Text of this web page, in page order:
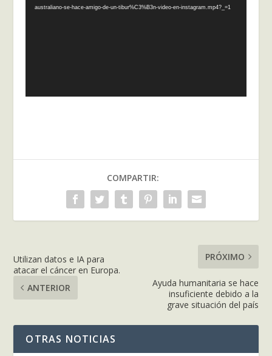
vídeo
australiano-se-hace-amigo-de-un-tibur%C3%B3n-video-en-instagram.mp4?_=1
COMPARTIR:
Utilizan datos e IA para
atacar el cáncer en Europa.
ANTERIOR
PRÓXIMO
Ayuda humanitaria se hace
insuficiente debido a la
grave situación del país
OTRAS NOTICIAS